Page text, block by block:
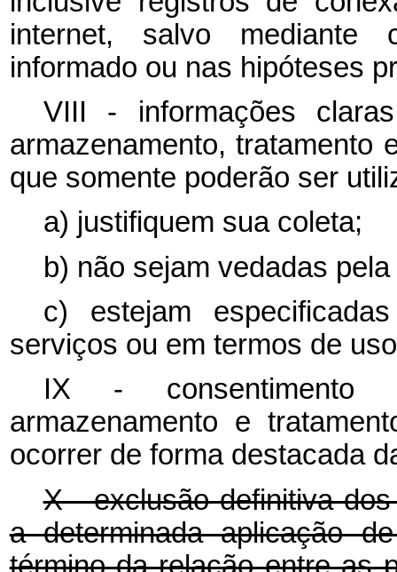
internet, salvo mediante
informado ou nas hipóteses
VIII - informações
armazenamento, tratamento
que somente poderão ser
a) justifiquem sua coleta;
b) não sejam vedadas
c) estejam
serviços ou em termos de
IX - consentimento
armazenamento e
ocorrer de forma destacada
X - exclusão definitiva
a determinada aplicação
término da relação entre as